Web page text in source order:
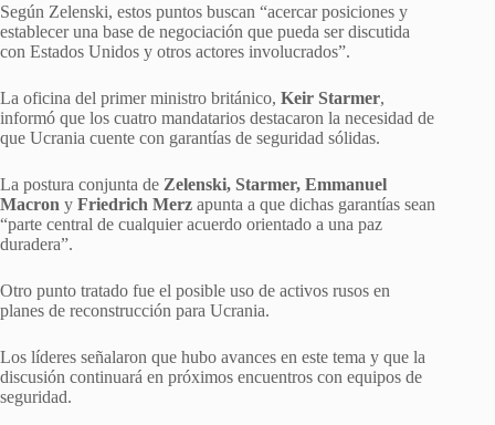
Según Zelenski, estos puntos buscan “acercar posiciones y
establecer una base de negociación que pueda ser discutida
con Estados Unidos y otros actores involucrados”.
La oficina del primer ministro británico, Keir Starmer,
informó que los cuatro mandatarios destacaron la necesidad de
que Ucrania cuente con garantías de seguridad sólidas.
La postura conjunta de Zelenski, Starmer, Emmanuel
Macron y Friedrich Merz apunta a que dichas garantías sean
“parte central de cualquier acuerdo orientado a una paz
duradera”.
Otro punto tratado fue el posible uso de activos rusos en
planes de reconstrucción para Ucrania.
Los líderes señalaron que hubo avances en este tema y que la
discusión continuará en próximos encuentros con equipos de
seguridad.